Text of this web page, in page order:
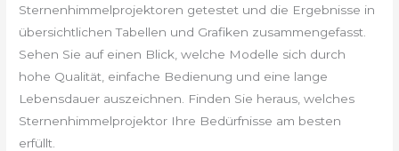
Sternenhimmelprojektoren getestet und die Ergebnisse in
übersichtlichen Tabellen und Grafiken zusammengefasst.
Sehen Sie auf einen Blick, welche Modelle sich durch
hohe Qualität, einfache Bedienung und eine lange
Lebensdauer auszeichnen. Finden Sie heraus, welches
Sternenhimmelprojektor Ihre Bedürfnisse am besten
erfüllt.